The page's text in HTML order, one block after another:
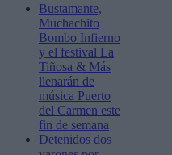
Bustamante,
Muchachito
Bombo Infierno
y el festival La
Tiñosa & Más
llenarán de
música Puerto
del Carmen este
fin de semana
Detenidos dos